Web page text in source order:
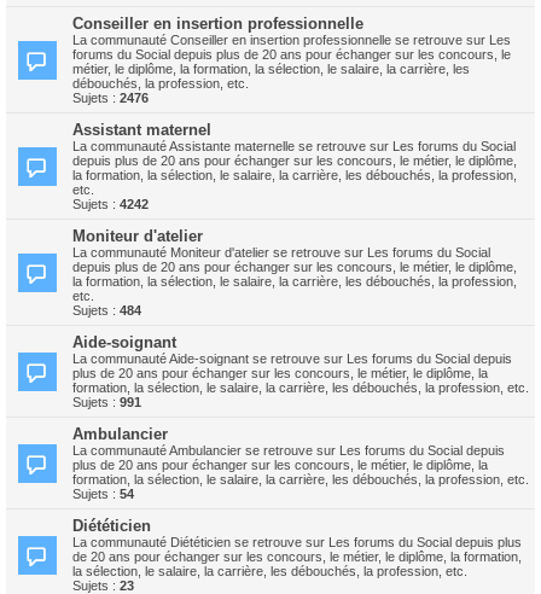
Conseiller en insertion professionnelle
La communauté Conseiller en insertion professionnelle se retrouve sur Les
forums du Social depuis plus de 20 ans pour échanger sur les concours, le
métier, le diplôme, la formation, la sélection, le salaire, la carrière, les
débouchés, la profession, etc.
Sujets : 2476
Assistant maternel
La communauté Assistante maternelle se retrouve sur Les forums du Social
depuis plus de 20 ans pour échanger sur les concours, le métier, le diplôme,
la formation, la sélection, le salaire, la carrière, les débouchés, la profession,
etc.
Sujets : 4242
Moniteur d'atelier
La communauté Moniteur d'atelier se retrouve sur Les forums du Social
depuis plus de 20 ans pour échanger sur les concours, le métier, le diplôme,
la formation, la sélection, le salaire, la carrière, les débouchés, la profession,
etc.
Sujets : 484
Aide-soignant
La communauté Aide-soignant se retrouve sur Les forums du Social depuis
plus de 20 ans pour échanger sur les concours, le métier, le diplôme, la
formation, la sélection, le salaire, la carrière, les débouchés, la profession, etc.
Sujets : 991
Ambulancier
La communauté Ambulancier se retrouve sur Les forums du Social depuis
plus de 20 ans pour échanger sur les concours, le métier, le diplôme, la
formation, la sélection, le salaire, la carrière, les débouchés, la profession, etc.
Sujets : 54
Diététicien
La communauté Diététicien se retrouve sur Les forums du Social depuis plus
de 20 ans pour échanger sur les concours, le métier, le diplôme, la formation,
la sélection, le salaire, la carrière, les débouchés, la profession, etc.
Sujets : 23